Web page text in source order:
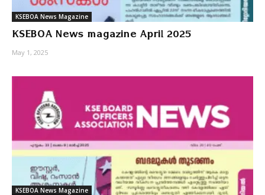
KSEBOA News Magazine
KSEBOA News magazine April 2025
May 1, 2025
KSEBOA News Magazine